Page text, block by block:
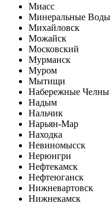
Миасс
Минеральные Воды
Михайловск
Можайск
Московский
Мурманск
Муром
Мытищи
Набережные Челны
Надым
Нальчик
Нарьян-Мар
Находка
Невиномысск
Нерюнгри
Нефтекамск
Нефтеюганск
Нижневартовск
Нижнекамск